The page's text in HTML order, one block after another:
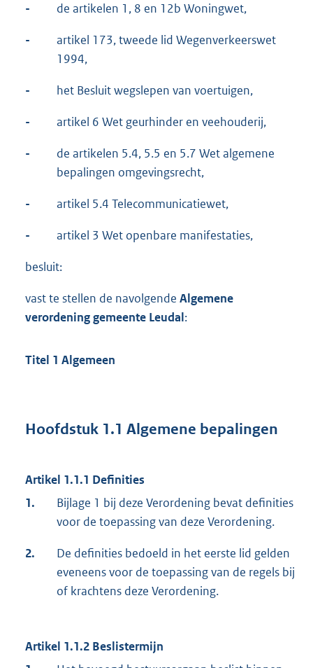
- de artikelen 1, 8 en 12b Woningwet,
-
artikel 173, tweede lid Wegenverkeerswet
1994,
- het Besluit wegslepen van voertuigen,
- artikel 6 Wet geurhinder en veehouderij,
-
de artikelen 5.4, 5.5 en 5.7 Wet algemene
bepalingen omgevingsrecht,
- artikel 5.4 Telecommunicatiewet,
- artikel 3 Wet openbare manifestaties,
besluit:
vast te stellen de navolgende Algemene
verordening gemeente Leudal:
Titel 1 Algemeen
Hoofdstuk 1.1 Algemene bepalingen
Artikel 1.1.1 Definities
1.
Bijlage 1 bij deze Verordening bevat definities
voor de toepassing van deze Verordening.
2.
De definities bedoeld in het eerste lid gelden
eveneens voor de toepassing van de regels bij
of krachtens deze Verordening.
Artikel 1.1.2 Beslistermijn